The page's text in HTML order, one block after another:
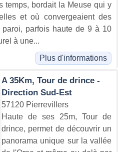
temps, bordait la Meuse qui y
et où convergeaient des
paroi, parfois haute de 9 à 10
à une...
Plus d'informations
A 35Km, Tour de drince -
Direction Sud-Est
57120 Pierrevillers
Haute de ses 25m, Tour de
drince, permet de découvrir un
panorama unique sur la vallée